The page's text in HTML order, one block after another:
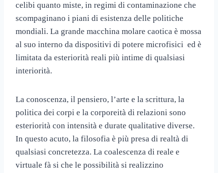
celibi quanto miste, in regimi di contaminazione che
scompaginano i piani di esistenza delle politiche
mondiali. La grande macchina molare caotica è mossa
al suo interno da dispositivi di potere microfisici ed è
limitata da esteriorità reali più intime di qualsiasi
interiorità.
La conoscenza, il pensiero, l’arte e la scrittura, la
politica dei corpi e la corporeità di relazioni sono
esteriorità con intensità e durate qualitative diverse.
In questo acuto, la filosofia è più presa di realtà di
qualsiasi concretezza. La coalescenza di reale e
virtuale fà si che le possibilità si realizzino